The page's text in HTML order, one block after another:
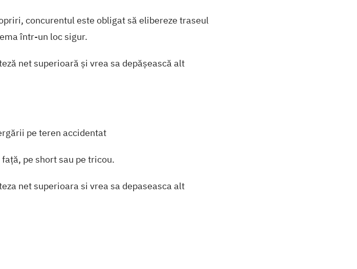
concurentul este obligat să elibereze traseul
într-un loc sigur.
net superioară și vrea sa depășească alt
pe teren accidentat
pe short sau pe tricou.
net superioara si vrea sa depaseasca alt